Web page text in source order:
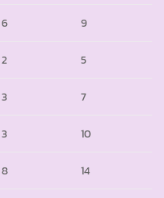
6 9
2 5
3 7
3 10
8 14